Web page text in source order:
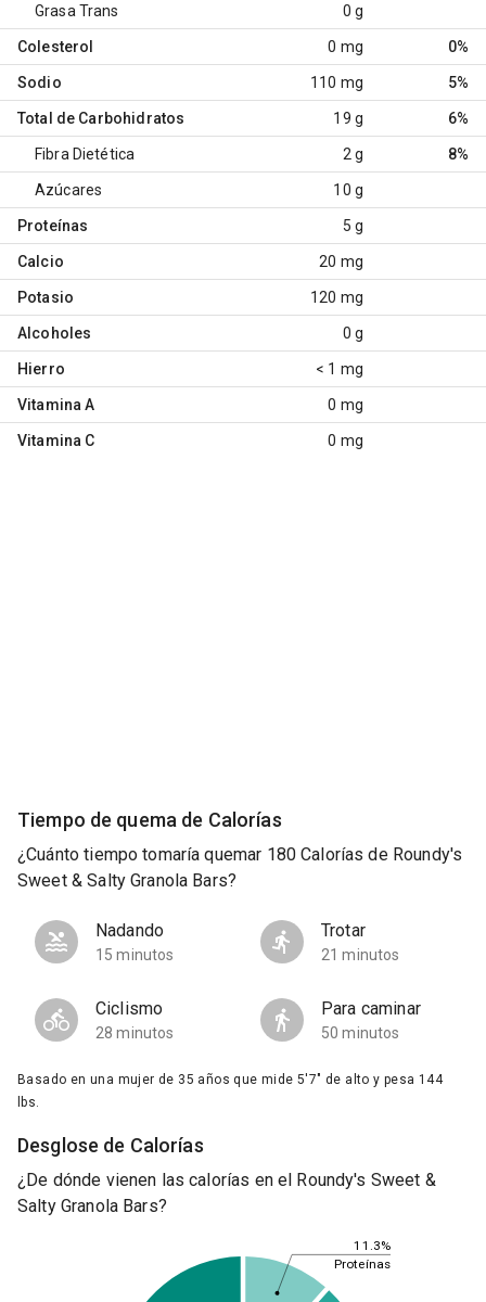
Grasa Trans 0 g
Colesterol 0 mg 0%
Sodio 110 mg 5%
Total de Carbohidratos 19 g 6%
Fibra Dietética 2 g 8%
Azúcares 10 g
Proteínas 5 g
Calcio 20 mg
Potasio 120 mg
Alcoholes 0 g
Hierro < 1 mg
Vitamina A 0 mg
Vitamina C 0 mg
Tiempo de quema de Calorías
¿Cuánto tiempo tomaría quemar 180 Calorías de Roundy's
Sweet & Salty Granola Bars?
Nadando
15 minutos
Trotar
21 minutos
Ciclismo
28 minutos
Para caminar
50 minutos
Basado en una mujer de 35 años que mide 5'7" de alto y pesa 144
lbs.
Desglose de Calorías
¿De dónde vienen las calorías en el Roundy's Sweet &
Salty Granola Bars?
11.3%
Proteínas